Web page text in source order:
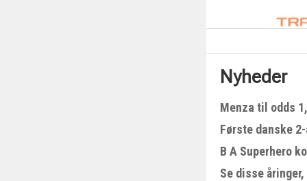
Nyheder
Menza til odds
Første danske
B A Superhero
Se disse